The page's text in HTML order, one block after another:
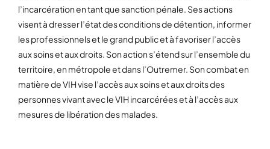
l’incarcération en tant que sanction pénale. Ses actions
visent à dresser l’état des conditions de détention, informer
les professionnels et le grand public et à favoriser l’accès
aux soins et aux droits. Son action s’étend sur l’ensemble du
territoire, en métropole et dans l’Outremer. Son combat en
matière de VIH vise l’accès aux soins et aux droits des
personnes vivant avec le VIH incarcérées et à l’accès aux
mesures de libération des malades.